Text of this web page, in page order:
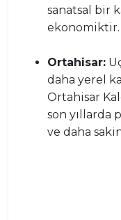
sanatsal bir
ekonomiktir.
Ortahisar:
daha yerel
Ortahisar
son yıllarda
ve daha